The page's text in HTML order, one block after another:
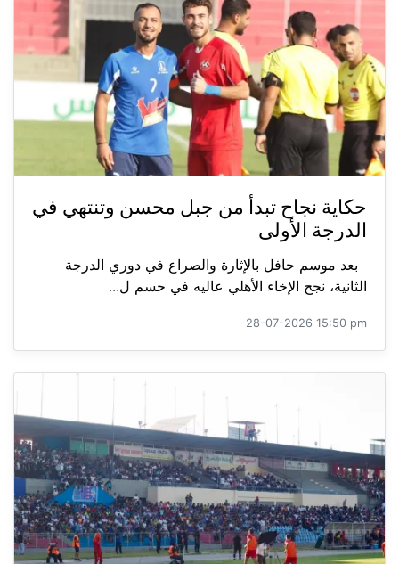
حكاية نجاح تبدأ من جبل محسن وتنتهي في
الدرجة الأولى
بعد موسم حافل بالإثارة والصراع في دوري الدرجة
الثانية، نجح الإخاء الأهلي عاليه في حسم ل...
28-07-2026 15:50 pm